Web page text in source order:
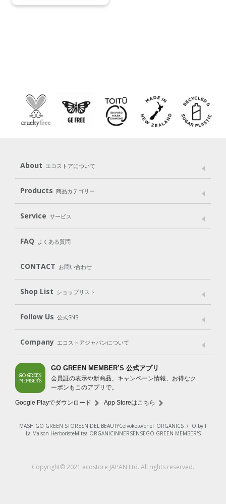
About エコストアについて
メッセージ ブランドストーリー
パッケージへのこだわり
動物実験をしない
Products 商品カテゴリー
Laundry
Body（ボディ） Hair（ヘア） Oral care（オーラルケア）
Goods （グッズ）
Gift set
Service サービス
User Guide
Subscription（定期便）
FAQ よくある質問
CONTACT お問い合わせ
Shop List ショップリスト
Shop List
Follow Us 公式SNS
LINE＠ Instagram Facebook
Company エコストアジャパンについて
会社案内 ご利用規約
プライバシーポリシー
特定商取引法に基づく表示
免責事項
法人会員サービス
New Zealand Site
GO GREEN MEMBER’S 公式アプリ
会員証の表示や新商品、キャンペーン情報、お得なク
ーポンもこのアプリで。
Google Playでダウンロード App Storeはこちら
MASH GO GREEN STORESNIDEL BEAUTYCelvoketo/oneF ORGANICS/ O by F
La Maison HerboristeMitea ORGANICINNERSENSEGO GREEN MEMBER'S
Copyright© 2021 ecostore JAPAN Ltd. All rights reserved.